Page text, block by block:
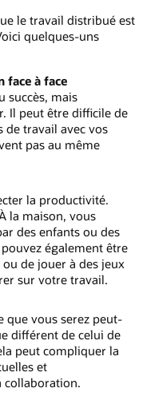
le travail distribué est
quelques-uns
face à face
succès, mais
Il peut être difficile de
travail avec vos
pas au même
la productivité.
la maison, vous
des enfants ou des
également être
de jouer à des jeux
sur votre travail.
que vous serez peut-
différent de celui de
peut compliquer la
et
collaboration.